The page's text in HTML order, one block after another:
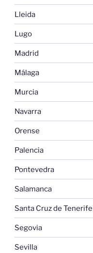
Lleida
Lugo
Madrid
Málaga
Murcia
Navarra
Orense
Palencia
Pontevedra
Salamanca
Santa Cruz de Tenerife
Segovia
Sevilla